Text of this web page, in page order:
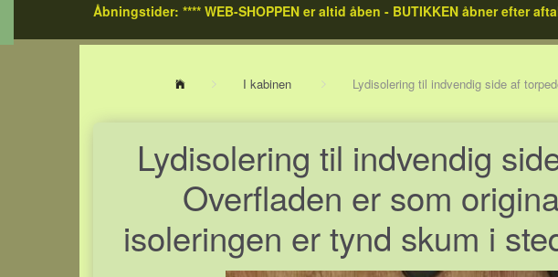
Åbningstider: **** WEB-SHOPPEN er altid åben - BUTIKKEN åbner efter
I kabinen Lydisolering til indvendig side af
Lydisolering til indvendig
Overfladen er som
isoleringen er tynd skum i